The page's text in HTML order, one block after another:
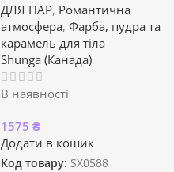
ДЛЯ ПАР, Романтична
атмосфера, Фарба, пудра та
карамель для тіла
Shunga (Канада)
В наявності
1575 ₴
Додати в кошик
Код товару: SX0588